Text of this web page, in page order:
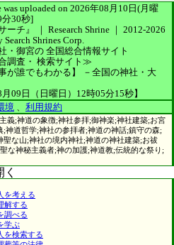
was uploaded on 2026年08月10日(月曜
分30秒]
ーチ』 ｜ Research Shrine ｜ 2012-2026
Search Shrines Corp.
・御宮の 全国総合情報サイト
調査・ 検索サイト≫
が誰でもわかる】
－全国の神社・大
09日（日曜日）12時05分15秒】
境 、 利用規約
義;神道の象徴;神社参拝;御神楽;神社建築;お宮
神道哲学;神社の参拝者;神道の神話;鎮守の森;
な山;神社の境内神社;神道の神社建築;お祓
な神秘主義者;神の加護;神道教;伝統的な祭り;
を考える
解する
調べる
学ぶ
を検索する